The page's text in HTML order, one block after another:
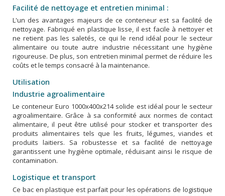
Facilité de nettoyage et entretien minimal :
L'un des avantages majeurs de ce conteneur est sa facilité de
nettoyage. Fabriqué en plastique lisse, il est facile à nettoyer et
ne retient pas les saletés, ce qui le rend idéal pour le secteur
alimentaire ou toute autre industrie nécessitant une hygiène
rigoureuse. De plus, son entretien minimal permet de réduire les
coûts et le temps consacré à la maintenance.
Utilisation
Industrie agroalimentaire
Le conteneur Euro 1000x400x214 solide est idéal pour le secteur
agroalimentaire. Grâce à sa conformité aux normes de contact
alimentaire, il peut être utilisé pour stocker et transporter des
produits alimentaires tels que les fruits, légumes, viandes et
produits laitiers. Sa robustesse et sa facilité de nettoyage
garantissent une hygiène optimale, réduisant ainsi le risque de
contamination.
Logistique et transport
Ce bac en plastique est parfait pour les opérations de logistique